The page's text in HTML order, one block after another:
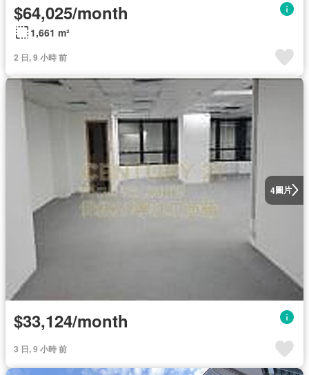
$64,025/month
1,661 m²
2 日, 9 小時 前
4圖片
$33,124/month
3 日, 9 小時 前